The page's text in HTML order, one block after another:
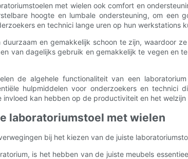
met wielen ook comfort en
hoogte en lumbale ondersteuning, om
en technici lange uren op hun werkstations
en gemakkelijk schoon te zijn, waardoor
van dagelijks gebruik en gemakkelijk te vegen en
de algehele functionaliteit van een
hulpmiddelen voor onderzoekers en technici
kan hebben op de productiviteit en het
laboratoriumstoel met wielen
bij het kiezen van de juiste
is het hebben van de juiste meubels